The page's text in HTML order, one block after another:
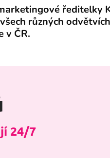
ředitelky
různých
v ČR.
24/7